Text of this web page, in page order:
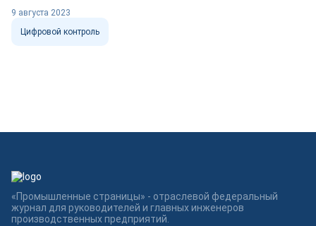
Цифровой контроль
9 августа 2023
«Промышленные страницы» - отраслевой федеральный
журнал для руководителей и главных инженеров
производственных предприятий.